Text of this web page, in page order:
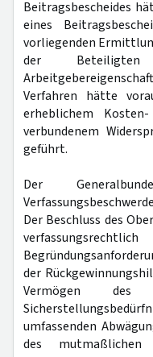
Beitragsbescheides
eines
vorliegenden
der
Verfahren hätte
erheblichem
verbundenem
geführt.
Der
Der Beschluss des
der
Vermögen des
umfassenden
des